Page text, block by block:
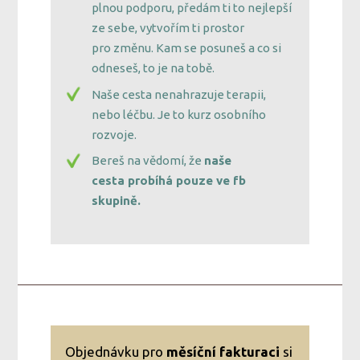
plnou podporu, předám ti to nejlepší
ze sebe, vytvořím ti prostor
pro změnu. Kam se posuneš a co si
odneseš, to je na tobě.
Naše cesta nenahrazuje terapii,
nebo léčbu. Je to kurz osobního
rozvoje.
Bereš na vědomí, že naše
cesta probíhá pouze ve fb
skupině.
Objednávku pro měsíční fakturaci si